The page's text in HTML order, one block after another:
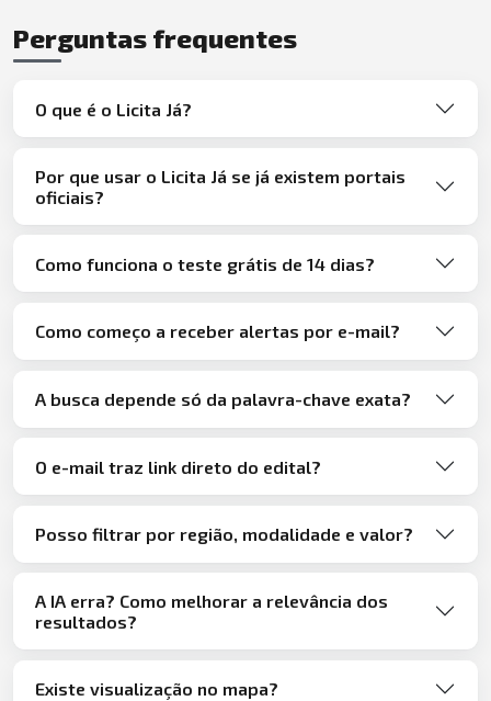
Perguntas frequentes
O que é o Licita Já?
Por que usar o Licita Já se já existem portais
oficiais?
Como funciona o teste grátis de 14 dias?
Como começo a receber alertas por e-mail?
A busca depende só da palavra-chave exata?
O e-mail traz link direto do edital?
Posso filtrar por região, modalidade e valor?
A IA erra? Como melhorar a relevância dos
resultados?
Existe visualização no mapa?